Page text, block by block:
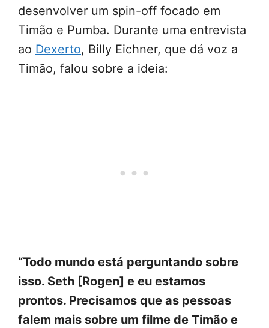
desenvolver um spin-off focado em
Timão e Pumba. Durante uma entrevista
ao Dexerto, Billy Eichner, que dá voz a
Timão, falou sobre a ideia:
“Todo mundo está perguntando sobre
isso. Seth [Rogen] e eu estamos
prontos. Precisamos que as pessoas
falem mais sobre um filme de Timão e